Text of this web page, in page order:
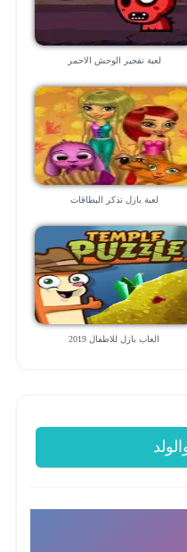
لعبة تفجير الوحش الاحمر
لعبة بازل تذكر البطاقات
العاب بازل للاطفال 2019